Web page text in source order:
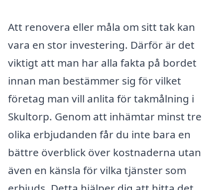
Att renovera eller måla om sitt tak kan
vara en stor investering. Därför är det
viktigt att man har alla fakta på bordet
innan man bestämmer sig för vilket
företag man vill anlita för takmålning i
Skultorp. Genom att inhämtar minst tre
olika erbjudanden får du inte bara en
bättre överblick över kostnaderna utan
även en känsla för vilka tjänster som